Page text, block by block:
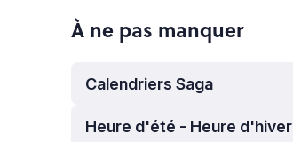
À ne pas manquer
Calendriers Saga
Heure d'été - Heure d'hiver